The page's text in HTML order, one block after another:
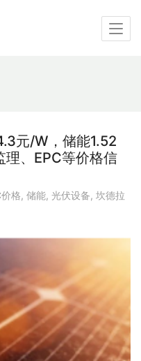
元/W，储能1.52
、EPC等价格信
格, 储能, 光伏设备, 坎德拉